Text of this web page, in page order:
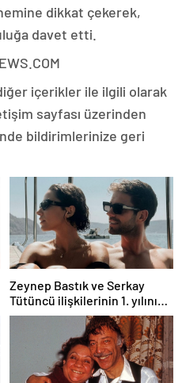
dikkat çekerek,
davet etti.
içerikler ile ilgili olarak
sayfası üzerinden
bildirimlerinize geri
Zeynep Bastık ve Serkay
Tütüncü ilişkilerinin 1. yılını
kutladı